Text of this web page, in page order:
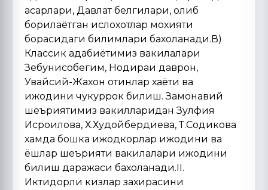
асарлари, Давлат белгилари, олиб
борилаётган ислохотлар мохияти
борасидаги билимлари бахоланади.В)
Классик адабиётимиз вакилалари
Зебунисобегим, Нодираи даврон,
Увайсий-Жахон отинлар хаёти ва
ижодини чукуррок билиш. Замонавий
шеъриятимиз вакилларидан Зулфия
Исроилова, Х.Худойбердиева, Т.Содикова
хамда бошка ижодкорлар ижодини ва
ёшлар шеърияти вакилалари ижодини
билиш даражаси бахоланади.II.
Иктидорли кизлар захирасини